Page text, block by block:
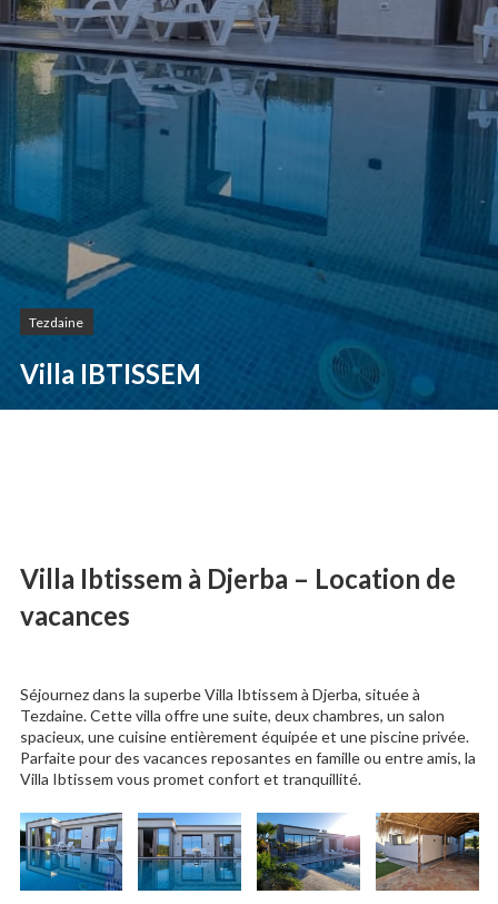
Tezdaine
Villa IBTISSEM
Villa Ibtissem à Djerba – Location de
vacances
Séjournez dans la superbe Villa Ibtissem à Djerba, située à
Tezdaine. Cette villa offre une suite, deux chambres, un salon
spacieux, une cuisine entièrement équipée et une piscine privée.
Parfaite pour des vacances reposantes en famille ou entre amis, la
Villa Ibtissem vous promet confort et tranquillité.